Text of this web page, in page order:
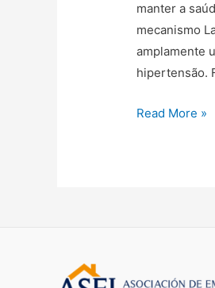
manter a
mecanismo
amplamente
hipertensão.
Lasix
o
Read More »